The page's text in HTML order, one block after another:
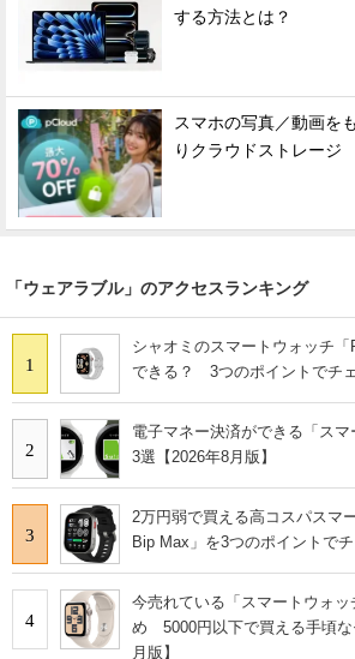
する方法とは？
スマホの写真／動画を
りクラウドストレージ
「ウェアラブル」のアクセスランキング
1
シャオミのスマートウォッチ
できる？ 3つのポイントでチェ
2
電子マネー決済ができる「ス
3選【2026年8月版】
3
2万円弱で買える高コスパスマ
Bip Max」を3つのポイントで
4
今売れている「スマートウォ
め 5000円以下で買える手頃な
月版】